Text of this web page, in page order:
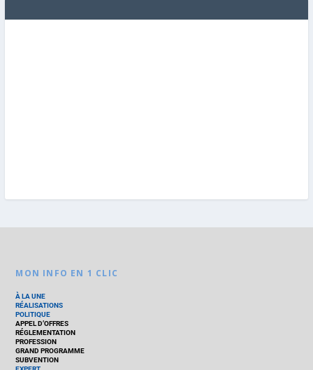
MON INFO EN 1 CLIC
À LA UNE
RÉALISATIONS
POLITIQUE
APPEL D’OFFRES
RÉGLEMENTATION
PROFESSION
GRAND PROGRAMME
SUBVENTION